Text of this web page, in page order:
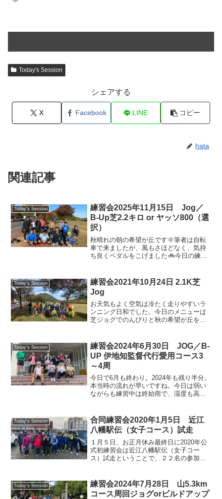
Today's Session
シェアする
X Facebook LINE コピー
hata
関連記事
Today's Session
練習会2025年11月15日 Jog／
B-Up芝2.2キロ or ヤッソ800（選
択）
秋晴れの朝の希望が丘です🌞筆者は自転
車で来ましたが、風もさほどなく、気持
ち良くペダルをこげました🚲今日の練習
東門方向に向かってのヤッソ800（少し傾
斜がある部分...
Today's Session
練習会2021年10月24日 2.1K芝
Jog
お天気もよく空気は冷たく走りやすいラ
ンニング日和でした。今日のメニューは
芝ジョグでのんびりと秋の希望が丘を楽
で写真撮影。今月は仕事の追い込みで深
夜残業や出張続きで週末...
Today's Session
練習会2024年6月30日 JOG／B-
UP 伊地知監督代行愛用コース3
～4周
今日で6月も終わり。2024年も残り半分。
本当時の流れが早いですね。今日は弱い
ながらも練習中は終始雨で、湿度も高く
メンバー、宮脇さんをお迎えします。去
る3月のびわこマラ...
Today's Session
合同練習会2020年1月5日 近江
八幡駅伝（女子コース）試走
１月５日、お正月休み最終日に2020年公
式初練習会は近江八幡駅伝（女子コー
ス）試走ということで、２２名の参加を
和。２５.８キロを７−８分ペースでゆっ
くり会話ランを楽しみま...
Today's Session
練習会2024年7月28日 山5.3km
コース周回ジョグorビルドアップ